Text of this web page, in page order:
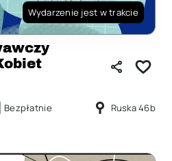
Wydarzenie jest w trakcie
Bezpłatnie Ruska 46b